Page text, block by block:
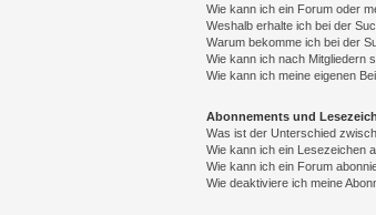
Wie kann ich ein Forum oder
Weshalb erhalte ich bei der
Warum bekomme ich bei der
Wie kann ich nach Mitgliedern
Wie kann ich meine eigenen
Abonnements und
Was ist der Unterschied
Wie kann ich ein Lesezeichen
Wie kann ich ein Forum
Wie deaktiviere ich meine